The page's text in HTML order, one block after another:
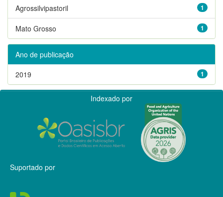
1
Agrossilvipastoril
1
Mato Grosso
Ano de publicação
1
2019
Indexado por
Suportado por